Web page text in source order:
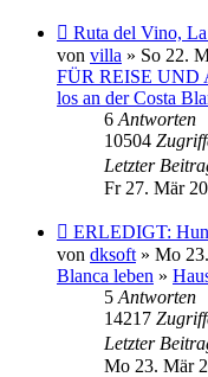
Ruta del Vino,
von villa » So 22.
FÜR REISE
los an der Costa
6 Antworten
10504
Letzter
Fr 27. Mär
ERLEDIGT:
von dksoft » Mo
Blanca leben »
5 Antworten
14217
Letzter
Mo 23. Mär